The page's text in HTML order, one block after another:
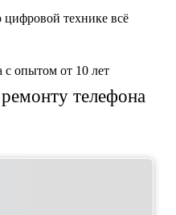
цифровой технике всё
опытом от 10 лет
телефона